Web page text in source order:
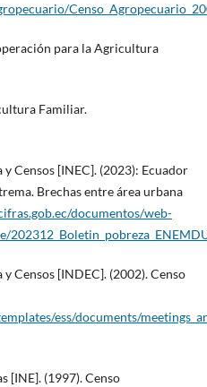
para la Agricultura
Familiar.
Censos [INEC]. (2023): Ecuador
Brechas entre área urbana
documentos/web-
Censos [INDEC]. (2002). Censo
ess/documents/
[INE]. (1997). Censo